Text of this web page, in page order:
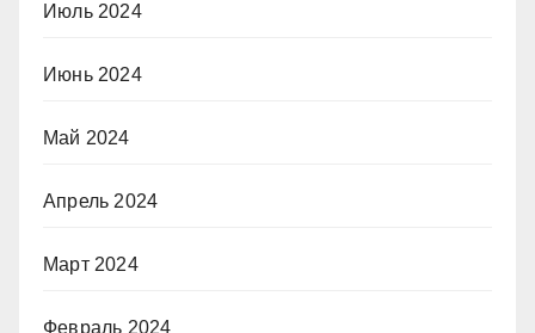
Июль 2024
Июнь 2024
Май 2024
Апрель 2024
Март 2024
Февраль 2024